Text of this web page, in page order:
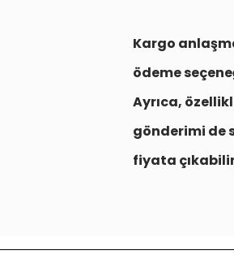
Kargo
ödeme
Ayrıca,
gönderimi de
fiyata